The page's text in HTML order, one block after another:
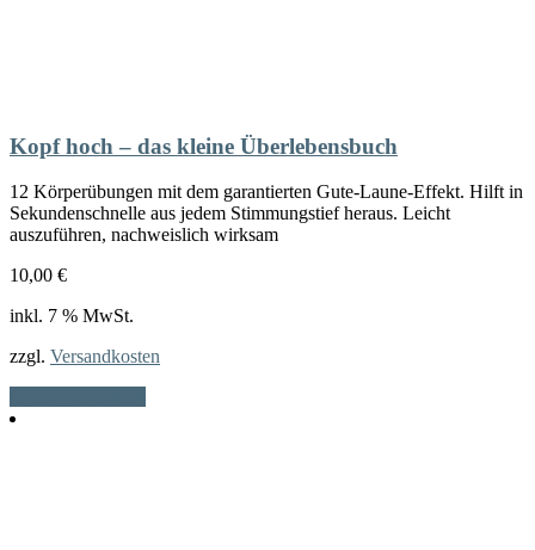
Kopf hoch – das kleine Überlebensbuch
12 Körperübungen mit dem garantierten Gute-Laune-Effekt. Hilft in
Sekundenschnelle aus jedem Stimmungstief heraus. Leicht
auszuführen, nachweislich wirksam
10,00 €
inkl. 7 % MwSt.
zzgl. Versandkosten